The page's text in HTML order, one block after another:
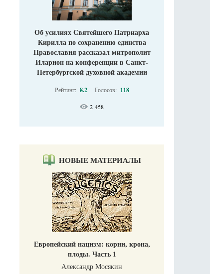
Об усилиях Святейшего Патриарха
Кирилла по сохранению единства
Православия рассказал митрополит
Иларион на конференции в Санкт-
Петербургской духовной академии
Рейтинг: 8.2 Голосов: 118
2 458
НОВЫЕ МАТЕРИАЛЫ
Европейский нацизм: корни, крона,
плоды. Часть 1
Александр Мосякин